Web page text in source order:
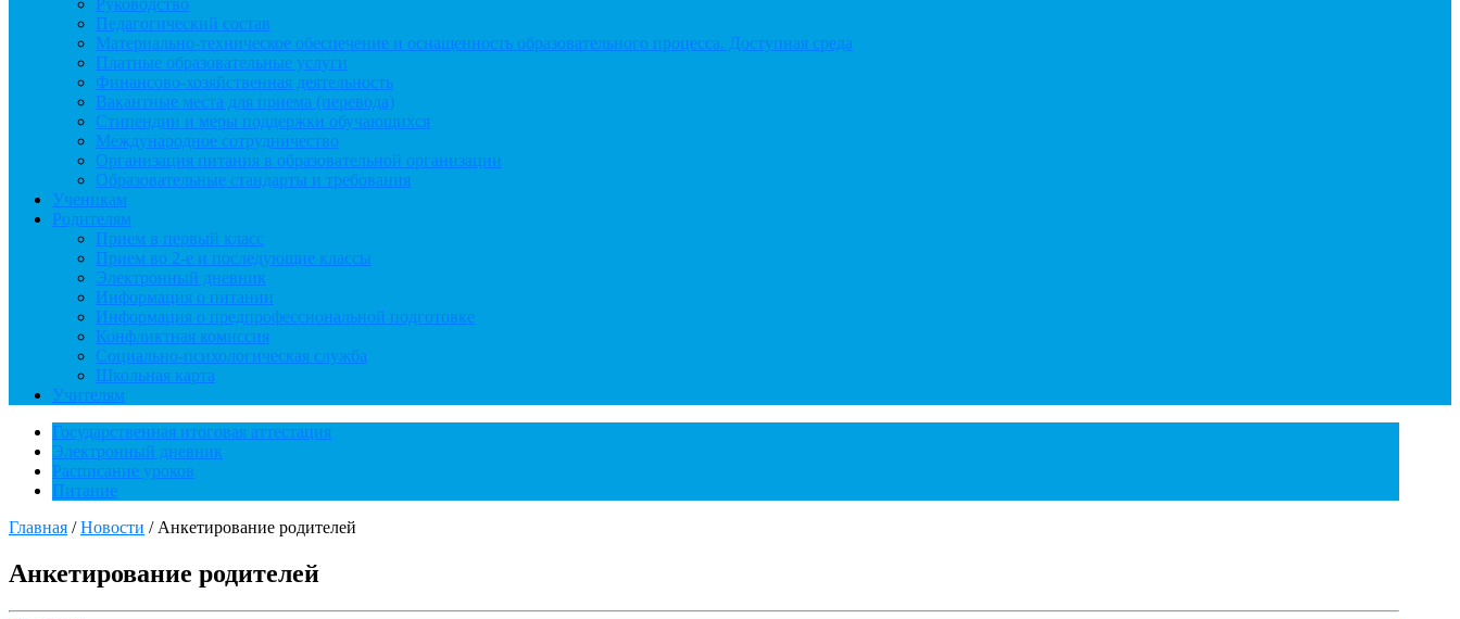
Руководство
Педагогический состав
Материально-техническое обеспечение и оснащенность образовательного процесса. Доступная среда
Платные образовательные услуги
Финансово-хозяйственная деятельность
Вакантные места для приема (перевода)
Стипендии и меры поддержки обучающихся
Международное сотрудничество
Организация питания в образовательной организации
Образовательные стандарты и требования
Ученикам
Родителям
Прием в первый класс
Прием во 2-е и последующие классы
Электронный дневник
Информация о питании
Информация о предпрофессиональной подготовке
Конфликтная комиссия
Социально-психологическая служба
Школьная карта
Учителям
Государственная итоговая аттестация
Электронный дневник
Расписание уроков
Питание
Главная /Новости / Анкетирование родителей
Анкетирование родителей